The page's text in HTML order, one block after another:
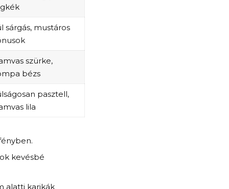
sárgás, mustáros
szürke,
bézs
pasztell,
lila
kevésbé
alatti karikák